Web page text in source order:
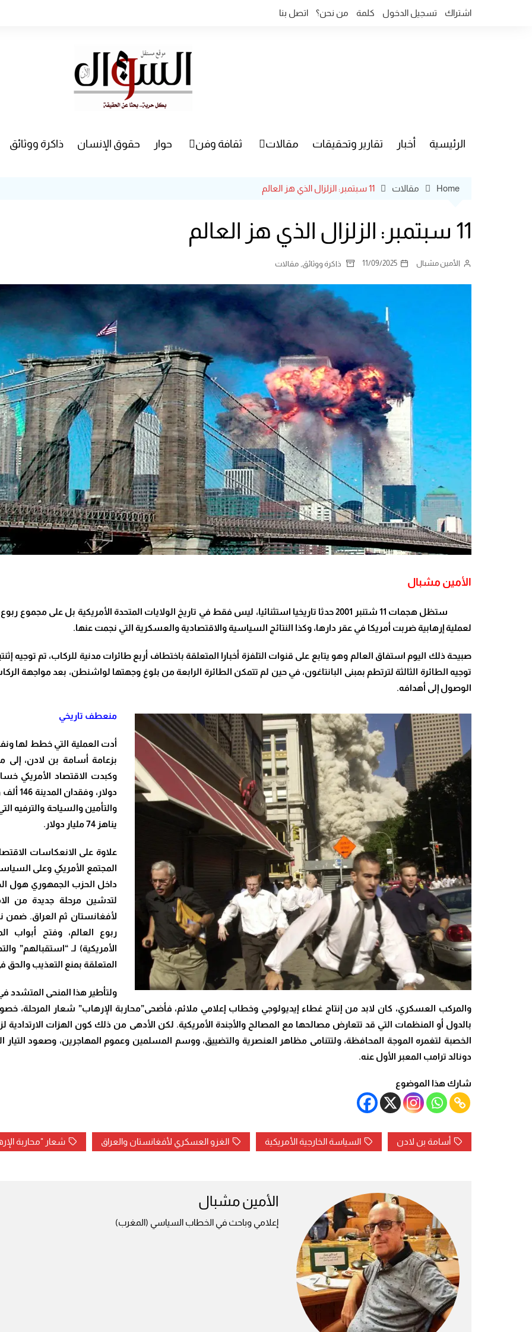
اشتراك تسجيل الدخول كلمة من نحن؟ اتصل بنا
الرئيسية أخبار تقارير وتحقيقات مقالات ثقافة وفن حوار حقوق الإنسان ذاكرة ووثائق
Home مقالات 11 سبتمبر: الزلزال الذي هز العالم
11 سبتمبر: الزلزال الذي هز العالم
الأمين مشبال 11/09/2025 ذاكرة ووثائق مقالات
الأمين مشبال
ستظل هجمات 11 شتنبر 2001 حدثا تاريخيا استثنائيا، ليس فقط في تاريخ الولايات المتحدة الأمريكية بل على
لعملية إرهابية ضربت أمريكا في عقر دارها، وكذا النتائج السياسية والاقتصادية والعسكرية التي نجمت عنها.
صبيحة ذلك اليوم استفاق العالم وهو يتابع على قنوات التلفزة أخبارا المتعلقة باختطاف أربع طائرات مدنية للركاب، تم توجيه
توجيه الطائرة الثالثة لترتطم بمبنى البانتاغون، في حين لم تتمكن الطائرة الرابعة من بلوغ وجهتها لواشنطن، بعد مواجهة
الوصول إلى أهدافه.
منعطف تاريخي
يناهز 74 مليار دولار .
المجتمع الأمريكي وعلى
داخل الحزب الجمهوري هول
لتدشين مرحلة جديدة من
لأفغانستان ثم العراق. ضمن
ربوع العالم، وفتح أبواب
الأمريكية) لـ “استقبالهم”
المتعلقة بمنع التعذيب والحق
ولتأطير هذا المنحى المتشدد
والمركب العسكري، كان لابد من إنتاج غطاء إيديولوجي وخطاب إعلامي ملائم، فأضحى”محاربة الإرهاب” شعار
الخصبة لتغمره الموجة المحافظة، ولتتنامى مظاهر العنصرية والتضييق، ووسم المسلمين وعموم المهاجرين، وصعود التيار
دونالد ترامب المعبر الأول عنه.
شارك هذا الموضوع
أسامة بن لادن السياسة الخارجية الأمريكية الغزو العسكري لأفغانستان والعراق شعار "محاربة
الأمين مشبال
إعلامي وباحث في الخطاب السياسي (المغرب)